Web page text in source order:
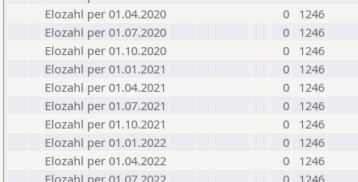
Elozahl per 01.04.2020
0
1246
Elozahl per 01.07.2020
0
1246
Elozahl per 01.10.2020
0
1246
Elozahl per 01.01.2021
0
1246
Elozahl per 01.04.2021
0
1246
Elozahl per 01.07.2021
0
1246
Elozahl per 01.10.2021
0
1246
Elozahl per 01.01.2022
0
1246
Elozahl per 01.04.2022
0
1246
Elozahl per 01.07.2022
0
1246